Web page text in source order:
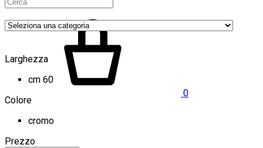
0
Larghezza
cm 60
Colore
cromo
Prezzo